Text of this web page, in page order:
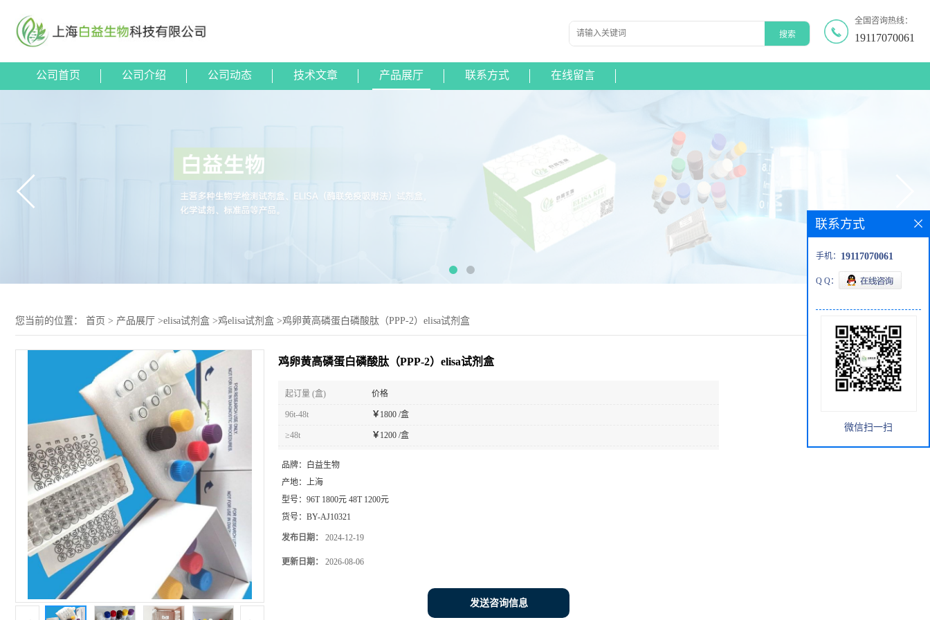
全国咨询热线：
19117070061
公司首页 公司介绍 公司动态 技术文章 产品展厅 联系方式 在线留言
您当前的位置： 首页 > 产品展厅 >elisa试剂盒 >鸡elisa试剂盒 >鸡卵黄高磷蛋白磷酸肽（PPP-2）elisa试剂盒
鸡卵黄高磷蛋白磷酸肽（PPP-2）elisa试剂盒
起订量 (盒) 价格
96t-48t ￥ 1800 /盒
≥48t ￥ 1200 /盒
品牌：
白益生物
产地： 上海
型号： 96T 1800元 48T 1200元
货号： BY-AJ10321
发布日期： 2024-12-19
更新日期： 2026-08-06
发送咨询信息
联系方式
手机： 19117070061
Q Q：
微信扫一扫